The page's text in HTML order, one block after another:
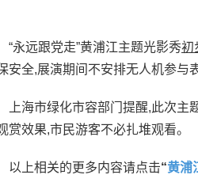
“永远跟党走”黄浦江主题光影秀初
安全,展演期间不安排无人机参与
上海市绿化市容部门提醒,此次
赏效果,市民游客不必扎堆观看。
以上相关的更多内容请点击“黄浦